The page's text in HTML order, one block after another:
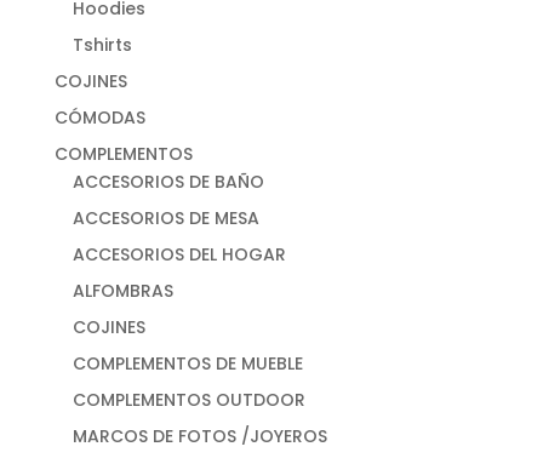
Hoodies
Tshirts
COJINES
CÓMODAS
COMPLEMENTOS
ACCESORIOS DE BAÑO
ACCESORIOS DE MESA
ACCESORIOS DEL HOGAR
ALFOMBRAS
COJINES
COMPLEMENTOS DE MUEBLE
COMPLEMENTOS OUTDOOR
MARCOS DE FOTOS /JOYEROS